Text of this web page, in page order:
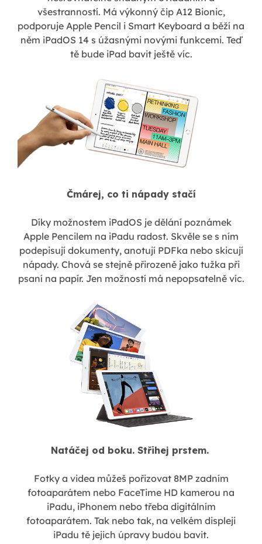
všestranností. Má výkonný čip A12 Bionic,
podporuje Apple Pencil i Smart Keyboard a běží na
něm iPadOS 14 s úžasnými novými funkcemi. Teď
tě bude iPad bavit ještě víc.
Čmárej, co ti nápady stačí
Díky možnostem iPadOS je dělání poznámek
Apple Pencilem na iPadu radost. Skvěle se s ním
podepisují dokumenty, anotují PDFka nebo skicují
nápady. Chová se stejně přirozeně jako tužka při
psaní na papír. Jen možností má nepopsatelně víc.
Natáčej od boku. Střihej prstem.
Fotky a videa můžeš pořizovat 8MP zadním
fotoaparátem nebo FaceTime HD kamerou na
iPadu, iPhonem nebo třeba digitálním
fotoaparátem. Tak nebo tak, na velkém displeji
iPadu tě jejich úpravy budou bavit.